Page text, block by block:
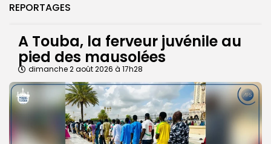
REPORTAGES
A Touba, la ferveur juvénile au
pied des mausolées
dimanche 2 août 2026 à 17h28